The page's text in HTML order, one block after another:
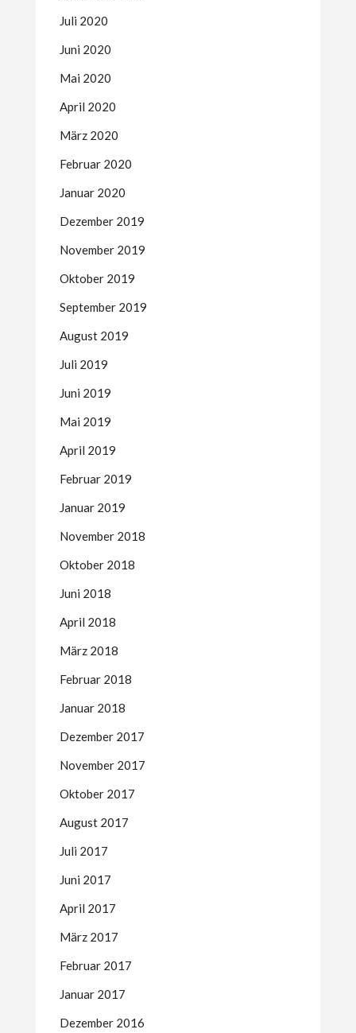
Juli 2020
Juni 2020
Mai 2020
April 2020
März 2020
Februar 2020
Januar 2020
Dezember 2019
November 2019
Oktober 2019
September 2019
August 2019
Juli 2019
Juni 2019
Mai 2019
April 2019
Februar 2019
Januar 2019
November 2018
Oktober 2018
Juni 2018
April 2018
März 2018
Februar 2018
Januar 2018
Dezember 2017
November 2017
Oktober 2017
August 2017
Juli 2017
Juni 2017
April 2017
März 2017
Februar 2017
Januar 2017
Dezember 2016